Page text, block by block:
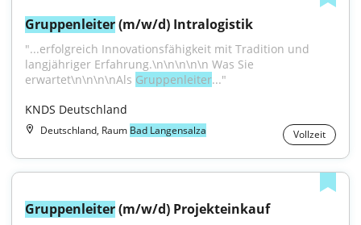
Gruppenleiter (m/w/d) Intralogistik
"...erfolgreich Innovationsfähigkeit mit Tradition und
langjähriger Erfahrung.\n\n\n\n\n Was Sie
erwartet\n\n\n\nAls Gruppenleiter..."
KNDS Deutschland
Deutschland, Raum Bad Langensalza Vollzeit
Gruppenleiter (m/w/d) Projekteinkauf